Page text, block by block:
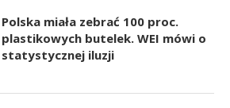
Polska miała zebrać 100 proc.
plastikowych butelek. WEI mówi o
statystycznej iluzji